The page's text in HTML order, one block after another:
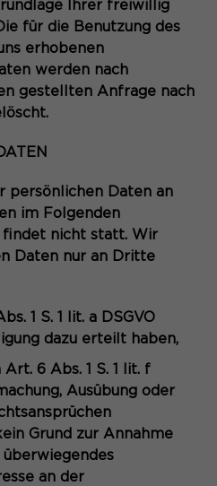
Ihrer freiwillig
für die Benutzung des
erhobenen
werden nach
gestellten Anfrage nach
persönlichen Daten an
im Folgenden
nicht statt. Wir
Daten nur an Dritte
1 S. 1 lit. a DSGVO
dazu erteilt haben,
6 Abs. 1 S. 1 lit. f
Ausübung oder
Grund zur Annahme
überwiegendes
an der